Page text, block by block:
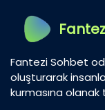
Fantezi Sohbet
oluşturarak
kurmasına olanak